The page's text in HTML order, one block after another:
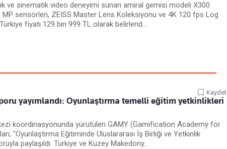
ve sinematik video deneyimi sunan amiral gemisi modeli X300
MP sensörleri, ZEISS Master Lens Koleksiyonu ve 4K 120 fps Log
fiyatı 129 bin 999 TL olarak belirlend...
yayımlandı: Oyunlaştırma temelli eğitim yetkinlikleri
Kaydet
koordinasyonunda yürütülen GAMY (Gamification Academy for
"Oyunlaştırma Eğitiminde Uluslararası İş Birliği ve Yetkinlik
paylaşıldı. Türkiye ve Kuzey Makedony...